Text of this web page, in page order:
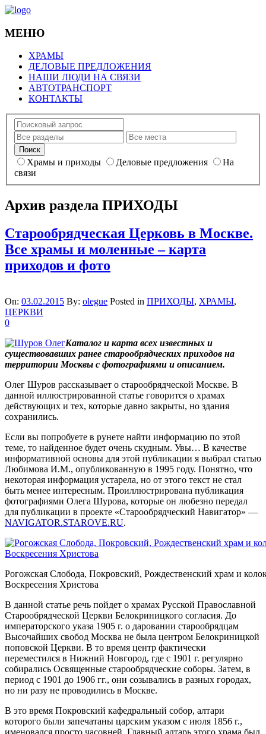
МЕНЮ
ХРАМЫ
ДЕЛОВЫЕ ПРЕДЛОЖЕНИЯ
НАШИ ЛЮДИ НА СВЯЗИ
АВТОТРАНСПОРТ
КОНТАКТЫ
Храмы и приходы Деловые предложения
На
связи
Архив раздела ПРИХОДЫ
Старообрядческая Церковь в Москве.
Все храмы и моленные – карта
приходов и фото
On: 03.02.2015 By: olegue Posted in ПРИХОДЫ, ХРАМЫ,
ЦЕРКВИ
0
Каталог и карта всех известных и
существовавших ранее старообрядческих приходов на
территории Москвы с фотографиями и описанием.
Олег Шуров рассказывает о старообрядческой Москве. В
данной иллюстрированной статье говорится о храмах
действующих и тех, которые давно закрыты, но здания
сохранились.
Если вы попробуете в рунете найти информацию по этой
теме, то найденное будет очень скудным. Увы… В качестве
информативной основы для этой публикации я выбрал статью
Любимова И.М., опубликованную в 1995 году. Понятно, что
некоторая информация устарела, но от этого текст не стал
быть менее интересным. Проиллюстрирована публикация
фотографиями Олега Шурова, которые он любезно передал
для публикации в проекте «Старообрядческий Навигатор» —
NAVIGATOR.STAROVE.RU.
Рогожская Слобода, Покровский, Рождественский храм и
Воскресения Христова
В данной статье речь пойдет о храмах Русской Православной
Старообрядческой Церкви Белокриницкого согласия. До
императорского указа 1905 г. о даровании старообрядцам
Высочайших свобод Москва не была центром Белокриницкой
поповской Церкви. В то время центр фактически
переместился в Нижний Новгород, где с 1901 г. регулярно
собирались Освященные старообрядческие соборы. Затем, в
период с 1901 до 1906 гг., они созывались в разных городах,
но ни разу не проводились в Москве.
В это время Покровский кафедральный собор, алтари
которого были запечатаны царским указом с июля 1856 г.,
именовался просто часовней. Главный алтарь этого храма был